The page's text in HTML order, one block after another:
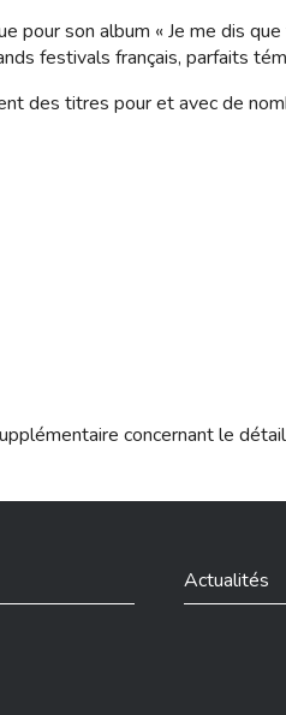
pour son album « Je me dis
festivals français, parfaits
des titres pour et avec de
concernant le
Actualités